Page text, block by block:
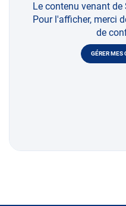
Le contenu venant
Pour l'afficher, merci
de
GÉRER MES